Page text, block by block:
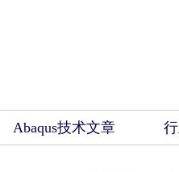
Abaqus技术文章